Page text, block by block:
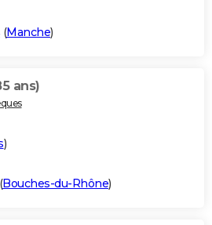
(Manche)
ans)
)
(Bouches-du-Rhône)